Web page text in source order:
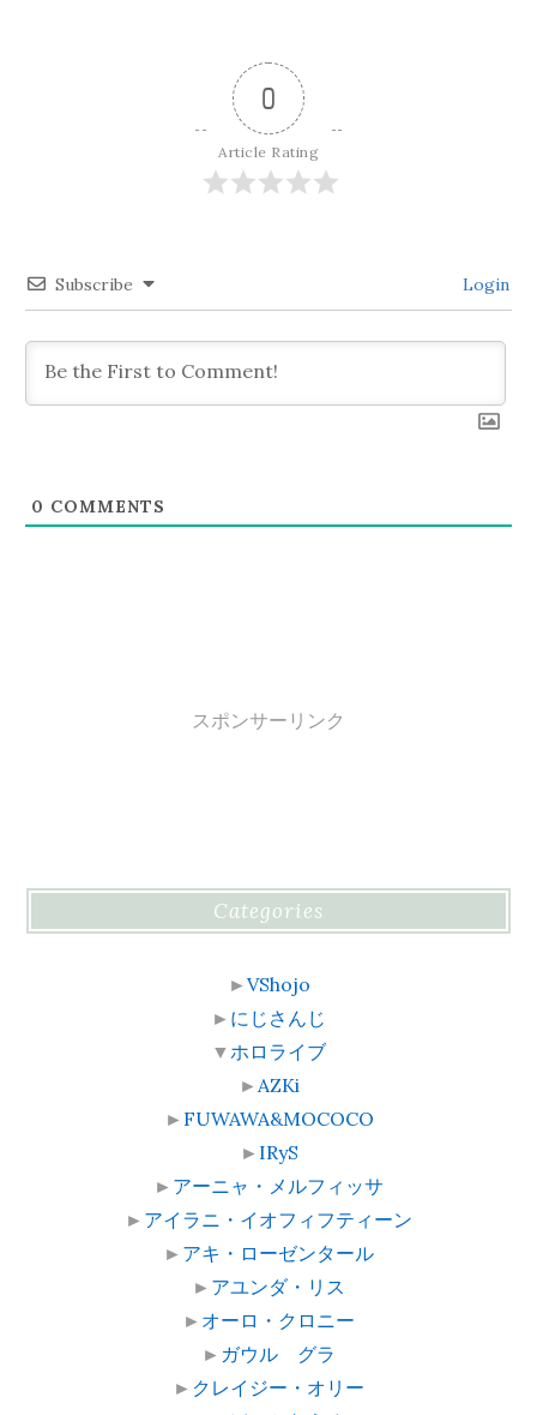
シ
ョ
ン
0
Article Rating
Subscribe Login
0 COMMENTS
スポンサーリンク
Categories
►VShojo
► にじさんじ
▼ ホロライブ
► AZKi
► FUWAWA&MOCOCO
► IRyS
► アーニャ・メルフィッサ
► アイラニ・イオフィフティーン
► アキ・ローゼンタール
► アユンダ・リス
► オーロ・クロニー
► ガウル グラ
► クレイジー・オリー